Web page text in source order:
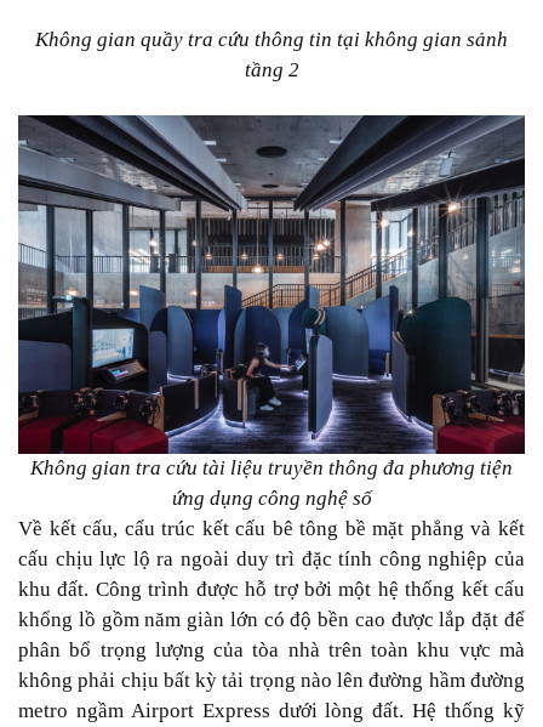
Không gian quầy tra cứu thông tin tại không gian sảnh
tầng 2
Không gian tra cứu tài liệu truyền thông đa phương tiện
ứng dụng công nghệ số
Về kết cấu, cấu trúc kết cấu bê tông bề mặt phẳng và kết
cấu chịu lực lộ ra ngoài duy trì đặc tính công nghiệp của
khu đất. Công trình được hỗ trợ bởi một hệ thống kết cấu
khổng lồ gồm năm giàn lớn có độ bền cao được lắp đặt để
phân bổ trọng lượng của tòa nhà trên toàn khu vực mà
không phải chịu bất kỳ tải trọng nào lên đường hầm đường
metro ngầm Airport Express dưới lòng đất. Hệ thống kỹ